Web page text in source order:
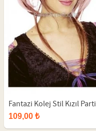
Fantazi Kolej Stil Kızıl Parti
Peruğu
109,00 ₺